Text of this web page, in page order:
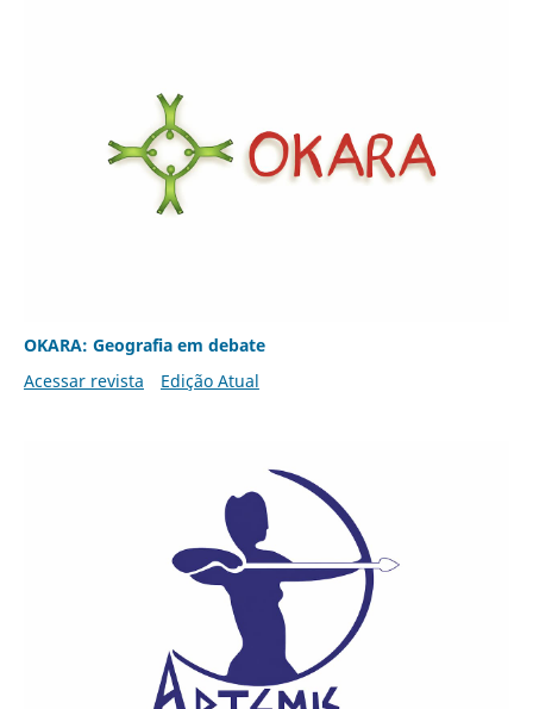
OKARA: Geografia em debate
Acessar revista
Edição Atual